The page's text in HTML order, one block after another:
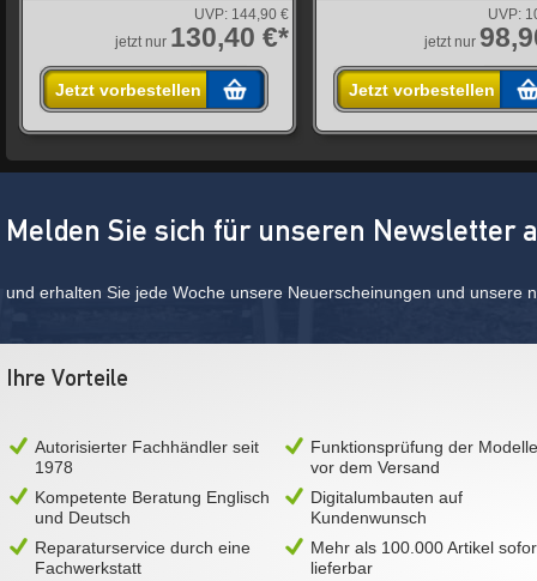
UVP: 144,90 €
jetzt nur 130,40 €*
Jetzt vorbestellen
UVP:
jetzt nur
Jetzt vorbestellen
Melden Sie sich für unseren Newsletter
und erhalten Sie jede Woche unsere Neuerscheinungen und unsere
Ihre Vorteile
Autorisierter Fachhändler seit
1978
Funktionsprüfung der Modelle
vor dem Versand
Kompetente Beratung Englisch
und Deutsch
Digitalumbauten auf
Kundenwunsch
Reparaturservice durch eine
Fachwerkstatt
Mehr als 100.000 Artikel
lieferbar